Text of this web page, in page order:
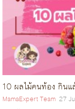
แชร์ประสบการณ์คล
MamaExpert Team 21
ประสบการณ์คลอดธร
มากไหม? คำถามเหล่
ได้รวบรวมความรู้สึก
แฟนเพจ Mama
เด็กแรกเกิดกินนมกี่
MamaExpert Team 08
สำหรับคุณแม่มือใหม่ที่
กินนมกี่ออน ถึงจะเพี
พร้อมกับได้รับนมในป
อื่นต้องบอกก่อ...
8 อาหารเสริมภูมิคุ้
MamaExpert Team 28
การดูแลสุขภาพของเด็
และระบบภูมิคุ้มกันยัง
ภูมิคุ้มกันให้แข็งแรง จึ
อาหารเสริ...
10 ผลไม้คนท้อง กิน
MamaExpert Team 27